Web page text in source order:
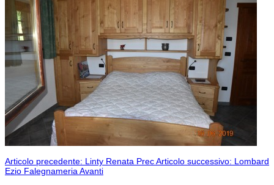
Articolo precedente: Linty Renata PrecArticolo successivo: Lombard
Ezio FalegnameriaAvanti